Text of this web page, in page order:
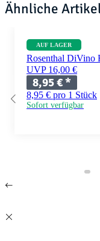
Ähnliche
AUF LAGER
Rosenthal DiVino
UVP 16,00 €
8,95 €*
8,95 € pro 1 Stück
Sofort verfügbar